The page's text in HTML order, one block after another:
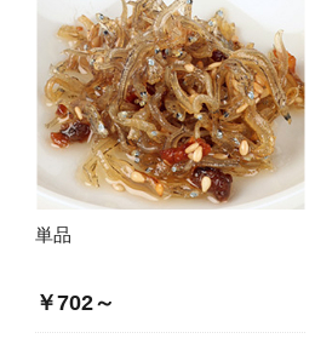
単品
￥702～